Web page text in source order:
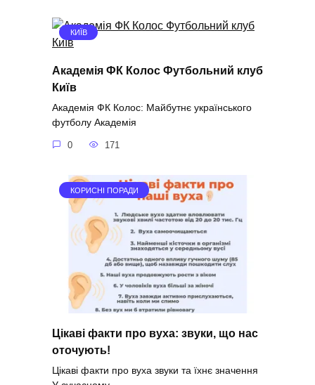
КИЇВ
Академія ФК Колос Футбольний клуб
Київ
Академія ФК Колос: Майбутнє українського
футболу Академія
0 171
КОРИСНІ ПОРАДИ
Цікаві факти про вуха: звуки, що нас
оточують!
Цікаві факти про вуха звуки та їхнє значення